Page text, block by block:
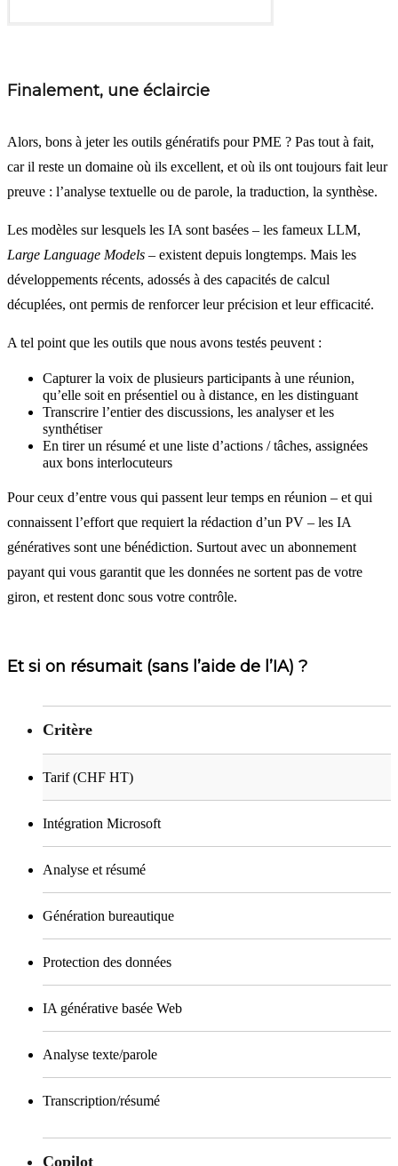
Finalement, une éclaircie
Alors, bons à jeter les outils génératifs pour PME ? Pas tout à fait,
car il reste un domaine où ils excellent, et où ils ont toujours fait leur
preuve : l’analyse textuelle ou de parole, la traduction, la synthèse.
Les modèles sur lesquels les IA sont basées – les fameux LLM,
Large Language Models – existent depuis longtemps. Mais les
développements récents, adossés à des capacités de calcul
décuplées, ont permis de renforcer leur précision et leur efficacité.
A tel point que les outils que nous avons testés peuvent :
Capturer la voix de plusieurs participants à une réunion,
qu’elle soit en présentiel ou à distance, en les distinguant
Transcrire l’entier des discussions, les analyser et les
synthétiser
En tirer un résumé et une liste d’actions / tâches, assignées
aux bons interlocuteurs
Pour ceux d’entre vous qui passent leur temps en réunion – et qui
connaissent l’effort que requiert la rédaction d’un PV – les IA
génératives sont une bénédiction. Surtout avec un abonnement
payant qui vous garantit que les données ne sortent pas de votre
giron, et restent donc sous votre contrôle.
Et si on résumait (sans l’aide de l’IA) ?
Critère
Tarif (CHF HT)
Intégration Microsoft
Analyse et résumé
Génération bureautique
Protection des données
IA générative basée Web
Analyse texte/parole
Transcription/résumé
Copilot